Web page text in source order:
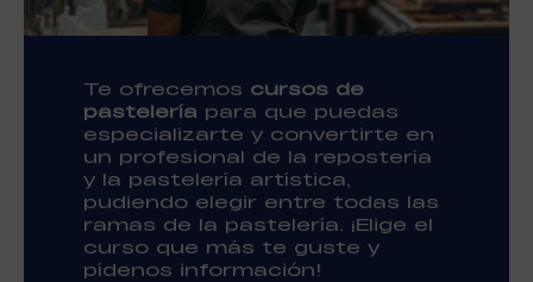
Te ofrecemos cursos de
pastelería para que puedas
especializarte y convertirte en
un profesional de la repostería
y la pastelería artística,
pudiendo elegir entre todas las
ramas de la pastelería. ¡Elige el
curso que más te guste y
pídenos información!